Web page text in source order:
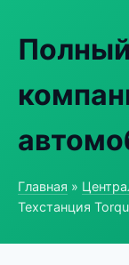
Главная »
Техстанция